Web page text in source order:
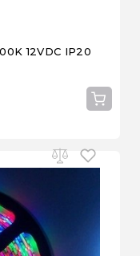
12VDC IP20